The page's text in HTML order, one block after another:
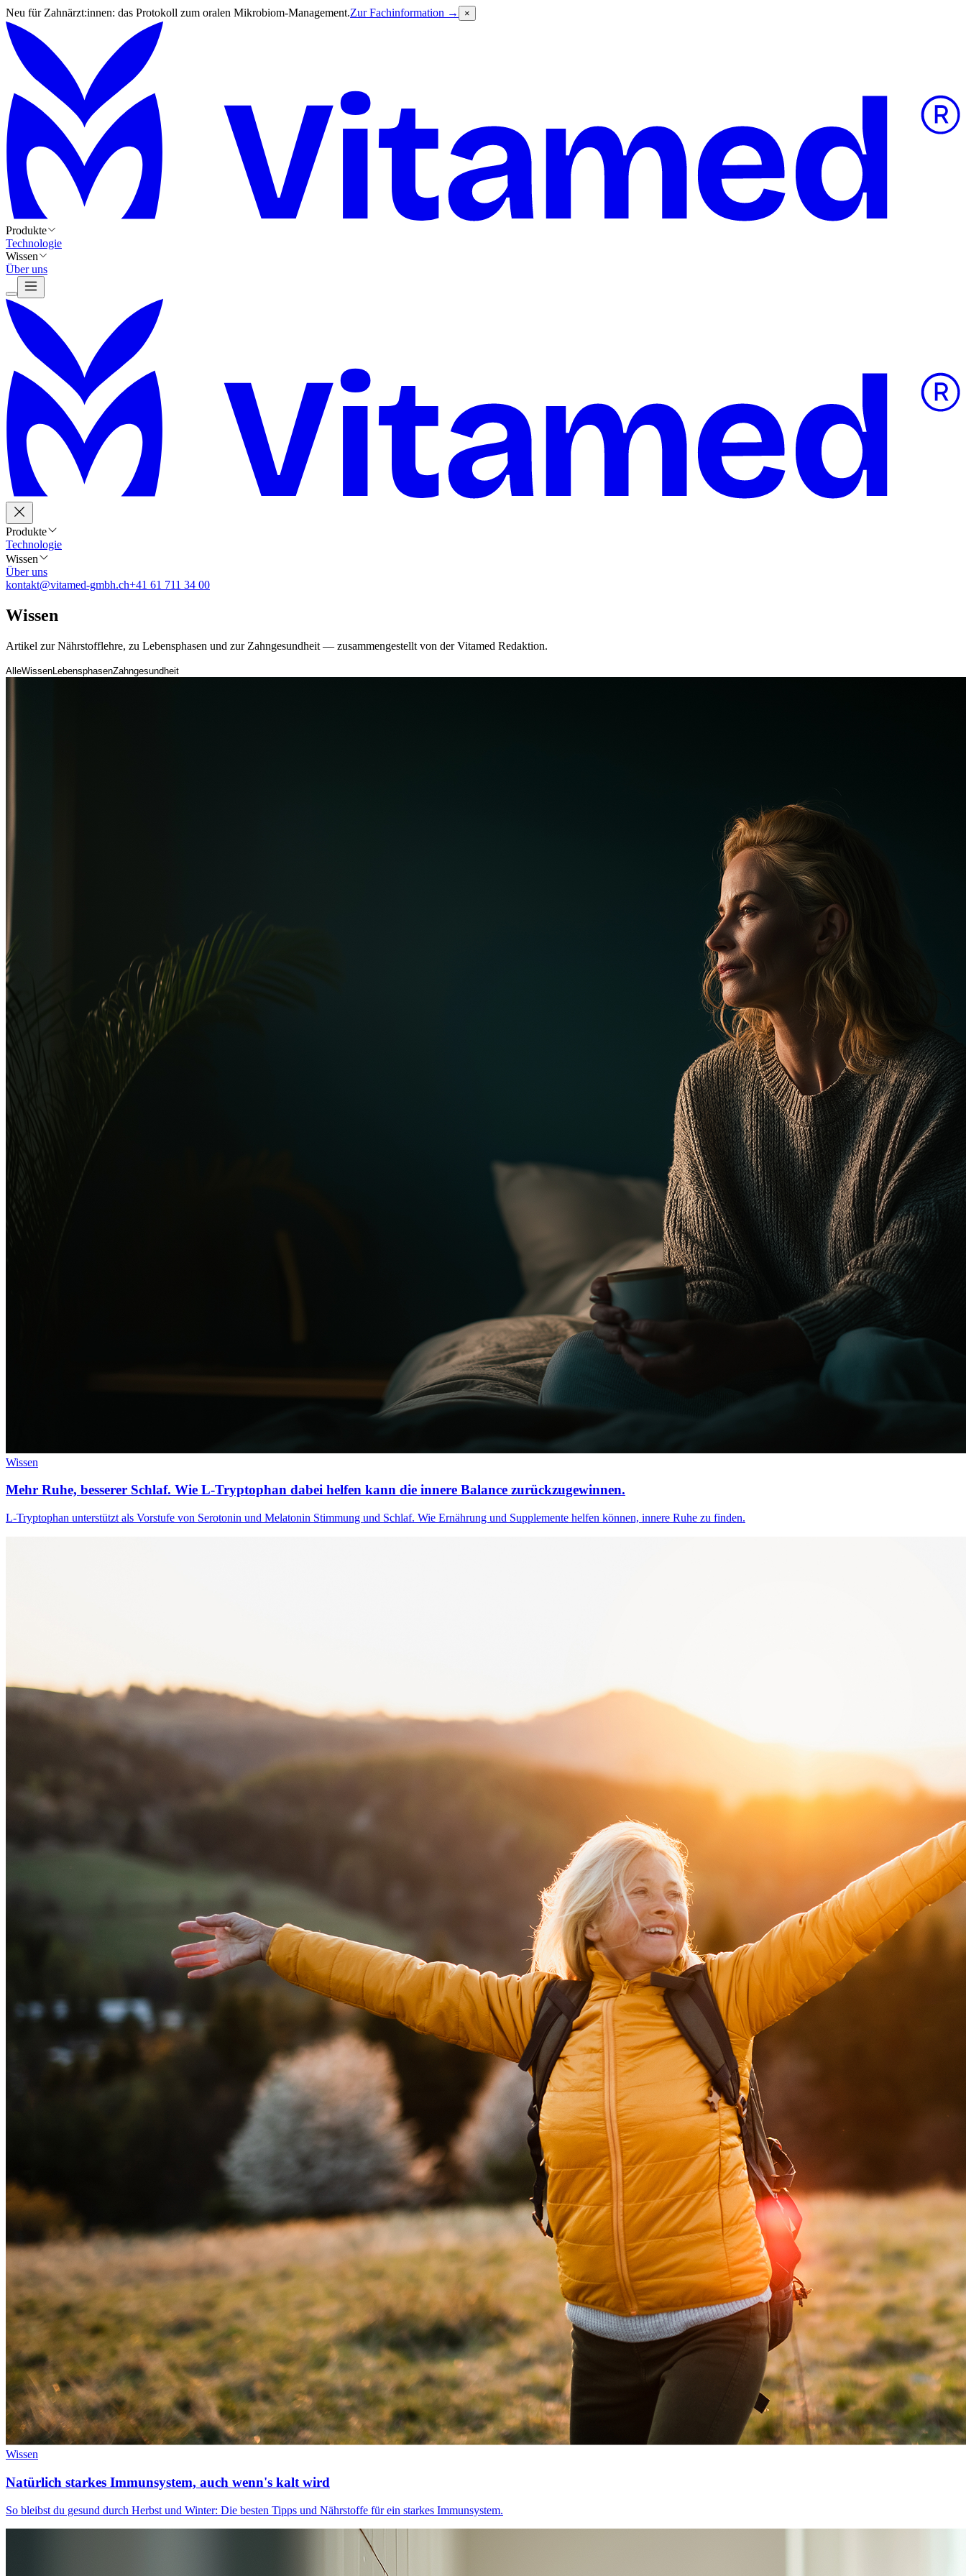
Neu für Zahnärzt:innen: das Protokoll zum oralen Mikrobiom-Management.Zur Fachinformation → ×
Produkte
Technologie
Wissen
Über uns
Produkte
Technologie
Wissen
Über uns
kontakt@vitamed-gmbh.ch+41 61 711 34 00
Wissen
Artikel zur Nährstofflehre, zu Lebensphasen und zur Zahngesundheit — zusammengestellt von der Vitamed Redaktion.
AlleWissenLebensphasenZahngesundheit
Wissen
Mehr Ruhe, besserer Schlaf. Wie L-Tryptophan dabei helfen kann die innere Balance zurückzugewinnen.
L‑Tryptophan unterstützt als Vorstufe von Serotonin und Melatonin Stimmung und Schlaf. Wie Ernährung und Supplemente helfen können, innere Ruhe zu finden.
Wissen
Natürlich starkes Immunsystem, auch wenn's kalt wird
So bleibst du gesund durch Herbst und Winter: Die besten Tipps und Nährstoffe für ein starkes Immunsystem.